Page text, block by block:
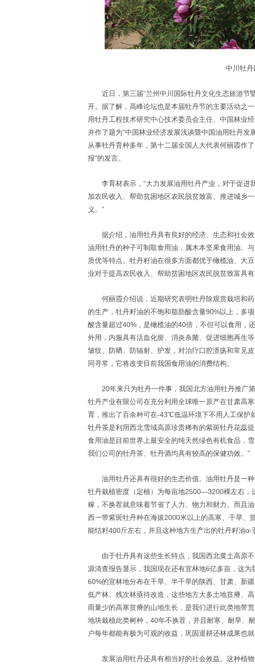
中川牡丹
近日，第三届“兰州中川国际牡丹文化生态旅游节
开。据了解，高峰论坛也是本届牡丹节的主要活动之
用牡丹工程技术研究中心技术委员会主任、中国林业
并作了题为“中国林业经济发展浅谈暨中国油用牡丹
从事牡丹育种多年，第十二届全国人大代表何丽霞作
报”的发言。
李育材表示，“大力发展油用牡丹产业，对于促
加农民收入、帮助贫困地区农民脱贫致富、推进城乡
义。”
据介绍，油用牡丹具有良好的经济、生态和社会
油用牡丹的种子可制取食用油，属木本坚果食用油。
质优等特点。牡丹籽油在很多方面都优于橄榄油、大
业对于提高农民收入、帮助贫困地区农民脱贫致富具有
何丽霞介绍说，近期研究表明牡丹除观赏栽培和
的生产，牡丹籽油的不饱和脂肪酸含量90%以上，多
酸含量超过40%，是橄榄油的40倍，不但可以食用，
外用，内服具有活血化瘀、消炎杀菌、促进细胞再生
皱纹、防晒、防辐射、护发，对治疗口腔溃疡和常见
同寻常，它将改变目前我国食用油的消费结构。
20年来只为牡丹一件事，我国北方油用牡丹推广
牡丹产业有限公司在充分利用全球唯一原产在甘肃高
育，推出了百余种可在-43℃低温环境下不用人工保护
牡丹茶是利用西北雪域高原珍贵稀有的紫斑牡丹花蕊
食用油是目前世界上最安全的纯天然绿色有机食品，
我们公司的牡丹茶、牡丹酒均具有较高的保健功效。”
油用牡丹还具有很好的生态价值。油用牡丹是一
牡丹栽植密度（定植）为每亩地2500—3200棵左右，
稼，不换茬就意味着节省了人力、物力和财力。而且
西一带紫斑牡丹种在海拔2000米以上的高寒、干旱、
能结籽400斤左右，并且这种地方生产出的牡丹籽油α-
由于牡丹具有这些生长特点，我国西北黄土高原
源清查报告显示，我国现在还有宜林地6亿多亩，这
60%的宜林地分布在干旱、半干旱的陕西、甘肃、新
低产林、残次林亟待改造，这些地方大多土地贫瘠、
雨量少的高寒贫瘠的山地生长，是我们进行此类地带
地块栽植此类树种，40年不换茬，并且耐寒、耐旱、
户每年都能有极为可观的收益，巩固退耕还林成果也就
发展油用牡丹还具有相当好的社会效益。这种植